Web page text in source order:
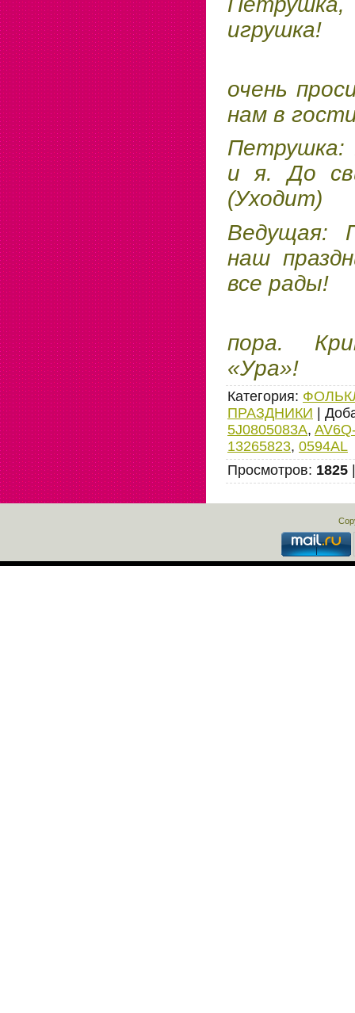
игрушка!
очень
нам в
Петрушка:
и я. До
(Уходит)
Ведущая:
наш
все рады!
пора.
«Ура»!
Категория:
ПРАЗДНИКИ |
5J0805083A,
13265823, 0594AL
Просмотров: 1825